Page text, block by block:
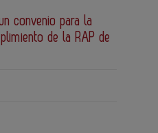
convenio para la
de la RAP de